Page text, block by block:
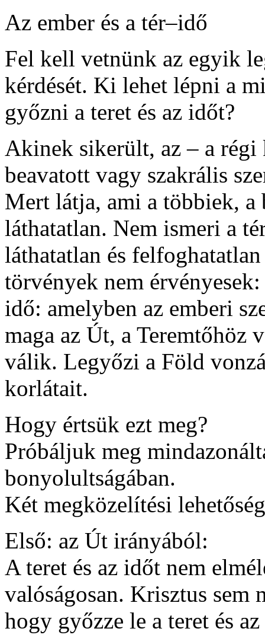
Az ember és a tér–idő
Fel kell vetnünk az egyik
kérdését. Ki lehet lépni a
győzni a teret és az időt?
Akinek sikerült, az – a
beavatott vagy szakrális
Mert látja, ami a többiek, a
láthatatlan. Nem ismeri a
láthatatlan és
törvények nem
idő: amelyben az emberi
maga az Út, a Teremtőhöz
válik. Legyőzi a Föld
korlátait.
Hogy értsük ezt meg?
Próbáljuk meg
bonyolultságában.
Két megközelítési
Első: az Út irányából:
A teret és az időt nem
valóságosan. Krisztus sem
hogy győzze le a teret és